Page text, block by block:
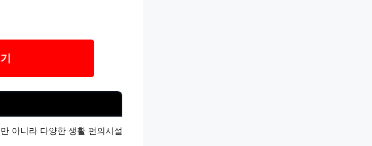
아니라 다양한 생활 편의시설